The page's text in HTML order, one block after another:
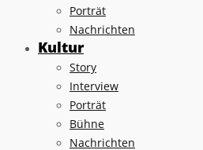
Porträt
Nachrichten
Kultur
Story
Interview
Porträt
Bühne
Nachrichten